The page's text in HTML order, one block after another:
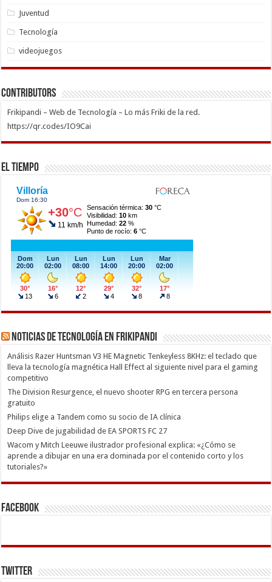
Juventud
Tecnología
videojuegos
Contributors
Frikipandi – Web de Tecnología – Lo más Friki de la red.
https://qr.codes/IO9Cai
El Tiempo
Noticias de Tecnología en Frikipandi
Análisis Razer Huntsman V3 HE Magnetic Tenkeyless 8KHz: el teclado que
lleva la tecnología magnética Hall Effect al siguiente nivel para el gaming
competitivo
The Division Resurgence, el nuevo shooter RPG en tercera persona
gratuito
Philips elige a Tandem como su socio de IA clínica
Deep Dive de jugabilidad de EA SPORTS FC 27
Wacom y Mitch Leeuwe ilustrador profesional explica: «¿Cómo se
aprende a dibujar en una era dominada por el contenido corto y los
tutoriales?»
Facebook
Twitter